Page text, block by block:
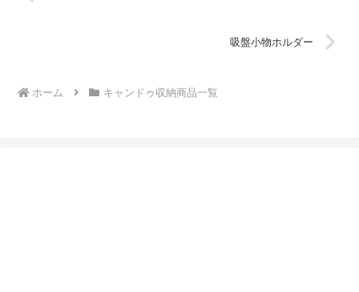
吸盤小物ホルダー
ホーム キャンドゥ収納商品一覧